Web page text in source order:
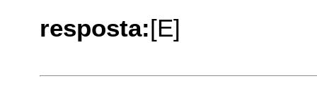
resposta:[E]